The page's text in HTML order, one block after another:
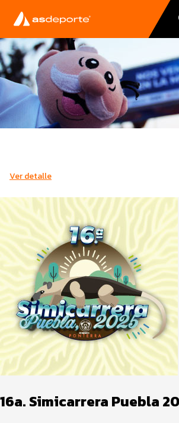
Ver detalle
16a. Simicarrera Puebla